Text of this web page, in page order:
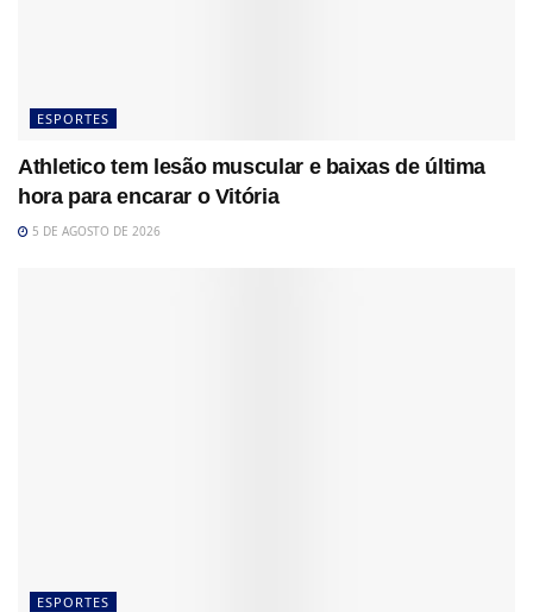
ESPORTES
Athletico tem lesão muscular e baixas de última
hora para encarar o Vitória
5 DE AGOSTO DE 2026
ESPORTES